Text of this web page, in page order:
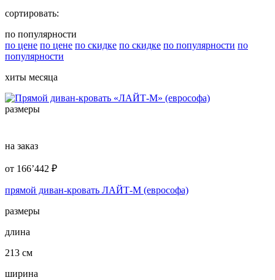
сортировать:
по популярности
по цене по цене по скидке по скидке по популярности по
популярности
хиты месяца
размеры
на заказ
от 166’442 ₽
прямой диван-кровать ЛАЙТ-М (еврософа)
размеры
длина
213 см
ширина